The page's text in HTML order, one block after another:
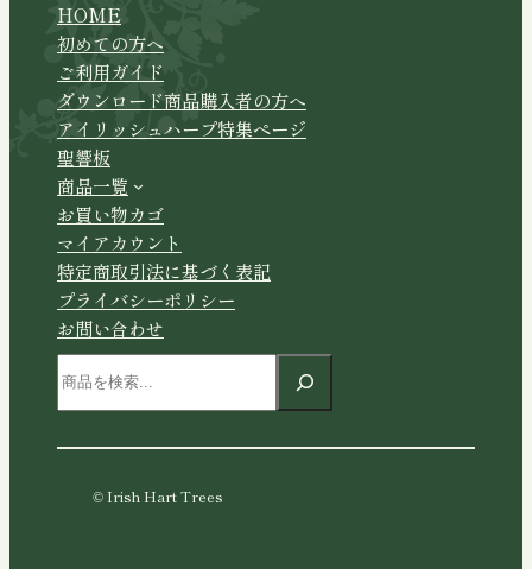
HOME
初めての方へ
ご利用ガイド
ダウンロード商品購入者の方へ
アイリッシュハープ特集ページ
聖響板
商品一覧
お買い物カゴ
マイアカウント
特定商取引法に基づく表記
プライバシーポリシー
お問い合わせ
索
© Irish Hart Trees